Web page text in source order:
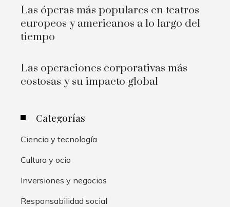
Las óperas más populares en teatros
europeos y americanos a lo largo del
tiempo
Las operaciones corporativas más
costosas y su impacto global
Categorías
Ciencia y tecnología
Cultura y ocio
Inversiones y negocios
Responsabilidad social